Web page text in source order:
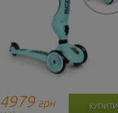
4979 грн